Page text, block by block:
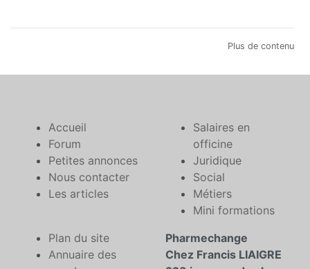
Plus de contenu
Accueil
Forum
Petites annonces
Nous contacter
Les articles
Salaires en
officine
Juridique
Social
Métiers
Mini formations
Plan du site
Annuaire des
Pharmechange
Chez Francis LIAIGRE